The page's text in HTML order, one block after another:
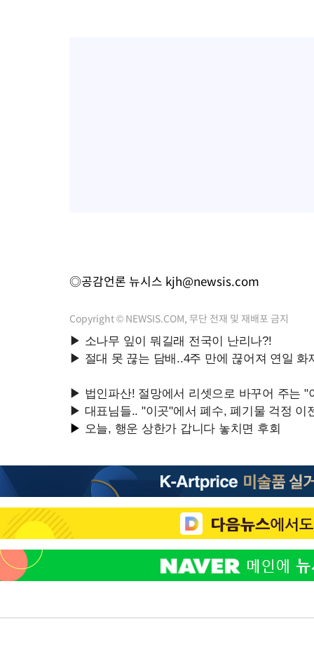
◎공감언론 뉴시스 kjh@newsis.com
Copyright © NEWSIS.COM, 무단 전재 및 재배포 금지